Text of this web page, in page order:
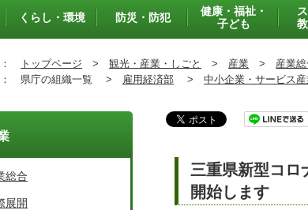
くらし・環境 防災・防犯
健康・福祉・
子ども
トップページ > 観光・産業・しごと > 産業 > 産業
県庁の組織一覧 > 雇用経済部 > 中小企業・サービス
三重県新型コロ
開始します
総合
展開